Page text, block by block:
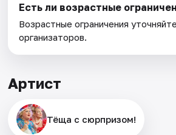
Есть ли возрастные
Возрастные ограничения
организаторов.
Артист
Тёща с сюрпризом!